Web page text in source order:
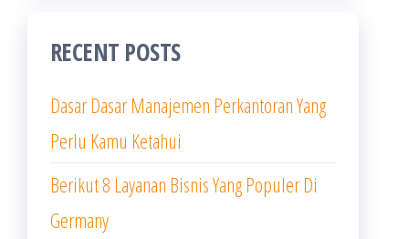
RECENT POSTS
Dasar Dasar Manajemen Perkantoran Yang
Perlu Kamu Ketahui
Berikut 8 Layanan Bisnis Yang Populer Di
Germany